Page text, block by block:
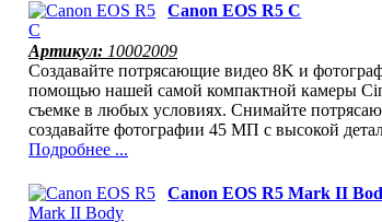
Canon EOS R5 C
Артикул: 10002009
Создавайте потрясающие видео 8K и
помощью нашей самой компактной камеры
съемке в любых условиях. Снимайте
создавайте фотографии 45 МП с высокой
Подробнее ...
Canon EOS R5 Mark II